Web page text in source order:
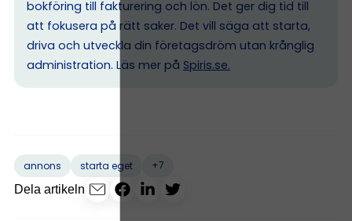
bokföring till fakturering och lön. Det ger dig tid till
att fokusera på rätt saker. Det vill säga att starta,
driva och utveckla din företagsdröm utan krånglig
administration. Läs mer på Spiris.se.
annons starta eget
+7
Dela artikeln